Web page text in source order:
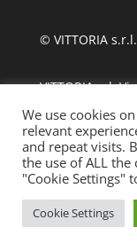
© VITTORIA s.r.l.
VITTORIA srl,
11124480010
tel +39 011
info@ssmlto.it
We use cookies
relevant
and repeat visits.
the use of ALL
"Cookie Settings"
Cookie Settings